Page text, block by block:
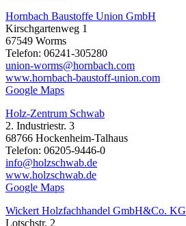
Hornbach Baustoffe Union GmbH
Kirschgartenweg 1
67549 Worms
Telefon: 06241-305280
union-worms@hornbach.com
www.hornbach-baustoff-union.com
Google Maps
Holz-Zentrum Schwab
2. Industriestr. 3
68766 Hockenheim-Talhaus
Telefon: 06205-9446-0
info@holzschwab.de
www.holzschwab.de
Google Maps
Wickert Holzfachhandel GmbH&Co. KG
Lotschstr. 2